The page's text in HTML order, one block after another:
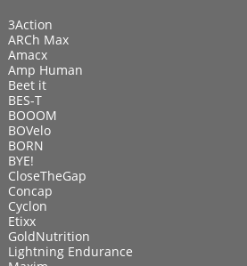
3Action
ARCh Max
Amacx
Amp Human
Beet it
BES-T
BOOOM
BOVelo
BORN
BYE!
CloseTheGap
Concap
Cyclon
Etixx
GoldNutrition
Lightning Endurance